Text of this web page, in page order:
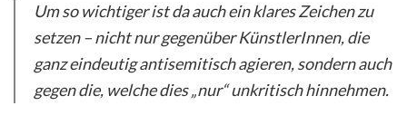
Um so wichtiger ist da auch ein klares Zeichen zu
setzen – nicht nur gegenüber KünstlerInnen, die
ganz eindeutig antisemitisch agieren, sondern auch
gegen die, welche dies „nur“ unkritisch hinnehmen.